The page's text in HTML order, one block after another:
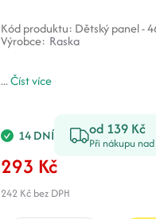
Kód produktu: Dětský panel -
Výrobce: Raska
...Číst více
14 DNÍ od 139 Kč
Při nákupu
293 Kč
242 Kčbez DPH